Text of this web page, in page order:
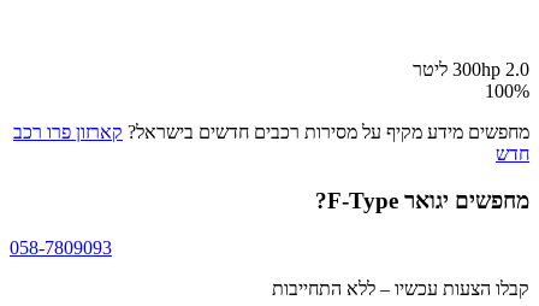
300hp 2.0 ליטר
100%
מחפשים מידע מקיף על מסירות רכבים חדשים בישראל? קארזון פרו רכב
חדש
מחפשים יגואר F-Type ?
058-7809093
קבלו הצעות עכשיו – ללא התחייבות